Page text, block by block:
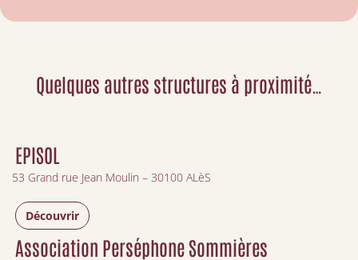
Quelques autres structures à proximité…
EPISOL
53 Grand rue Jean Moulin – 30100 ALèS
Découvrir
Association Perséphone Sommières